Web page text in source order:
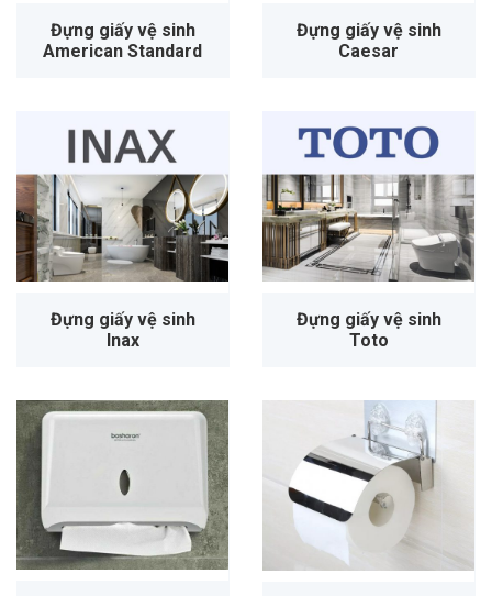
Đựng giấy vệ sinh
American Standard
Đựng giấy vệ sinh
Caesar
Đựng giấy vệ sinh
Inax
Đựng giấy vệ sinh
Toto